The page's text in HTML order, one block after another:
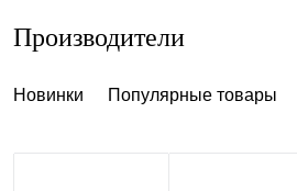
Производители
Новинки Популярные товары